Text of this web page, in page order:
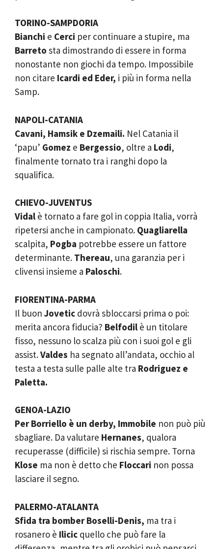
TORINO-SAMPDORIA
Bianchi e Cerci per continuare a stupire, ma
Barreto sta dimostrando di essere in forma
nonostante non giochi da tempo. Impossibile
non citare Icardi ed Eder, i più in forma nella
Samp.
NAPOLI-CATANIA
Cavani, Hamsik e Dzemaili. Nel Catania il
‘papu’ Gomez e Bergessio, oltre a Lodi,
finalmente tornato tra i ranghi dopo la
squalifica.
CHIEVO-JUVENTUS
Vidal è tornato a fare gol in coppia Italia, vorrà
ripetersi anche in campionato. Quagliarella
scalpita, Pogba potrebbe essere un fattore
determinante. Thereau, una garanzia per i
clivensi insieme a Paloschi.
FIORENTINA-PARMA
Il buon Jovetic dovrà sbloccarsi prima o poi:
merita ancora fiducia? Belfodil è un titolare
fisso, nessuno lo scalza più con i suoi gol e gli
assist.Valdes ha segnato all’andata, occhio al
testa a testa sulle palle alte tra Rodriguez e
Paletta.
GENOA-LAZIO
Per Borriello è un derby, Immobile non può più
sbagliare. Da valutare Hernanes, qualora
recuperasse (difficile) si rischia sempre. Torna
Klose ma non è detto che Floccari non possa
lasciare il segno.
PALERMO-ATALANTA
Sfida tra bomber Boselli-Denis, ma tra i
rosanero è Ilicic quello che può fare la